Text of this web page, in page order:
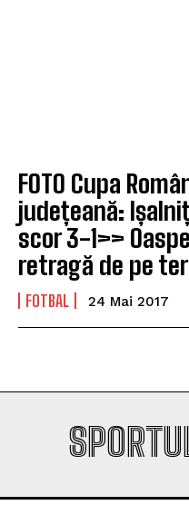
FOTO Cupa
județeană:
scor 3-1>>
retragă de pe
FOTBAL 24 Mai 2017